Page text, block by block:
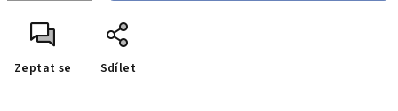
Zeptat se Sdílet